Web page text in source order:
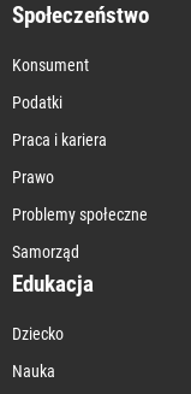
Społeczeństwo
Konsument
Podatki
Praca i kariera
Prawo
Problemy społeczne
Samorząd
Edukacja
Dziecko
Nauka